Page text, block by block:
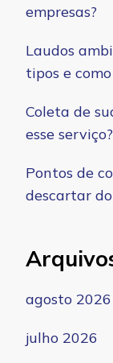
empresas?
Laudos
tipos e
Coleta de
esse serviço?
Pontos de
descartar
agosto 2026
julho 2026